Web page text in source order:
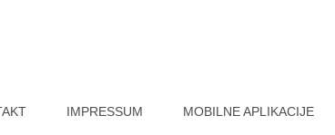
IMPRESSUM MOBILNE APLIKACIJE